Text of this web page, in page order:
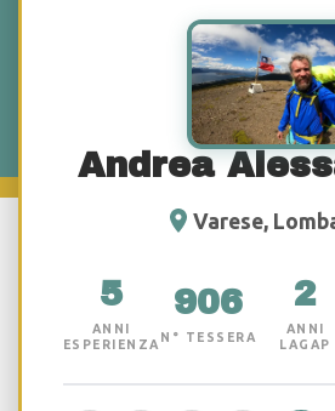
Andrea
Varese,
5
ANNI
ESPERIENZA
906
N° TESSERA
2
ANNI
LAGAP